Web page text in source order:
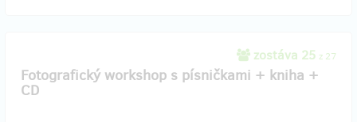
zostáva 25 z 27
Fotografický workshop s písničkami + kniha +
CD